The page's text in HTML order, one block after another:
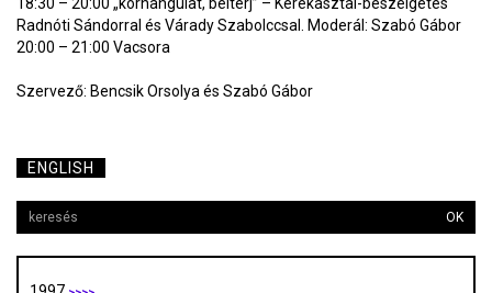
18:30 – 20:00 „korhangulat, belterj” – Kerekasztal-beszélgetés
Radnóti Sándorral és Várady Szabolccsal. Moderál: Szabó Gábor
20:00 – 21:00 Vacsora
Szervező: Bencsik Orsolya és Szabó Gábor
ENGLISH
OK